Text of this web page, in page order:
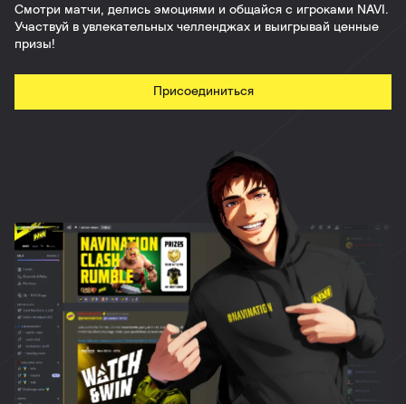
Смотри матчи, делись эмоциями и общайся с игроками NAVI.
Участвуй в увлекательных челленджах и выигрывай ценные
призы!
Присоединиться